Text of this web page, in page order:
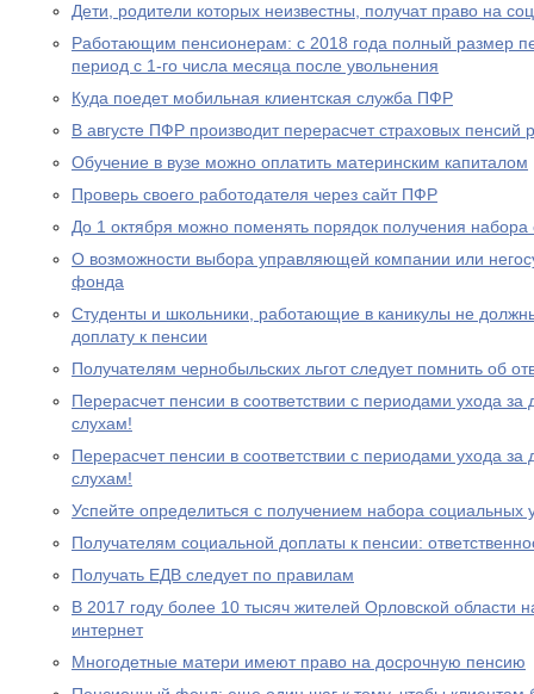
Дети, родители которых неизвестны, получат право на
Работающим пенсионерам: с 2018 года полный размер
период с 1-го числа месяца после увольнения
Куда поедет мобильная клиентская служба ПФР
В августе ПФР производит перерасчет страховых
Обучение в вузе можно оплатить материнским капиталом
Проверь своего работодателя через сайт ПФР
До 1 октября можно поменять порядок получения набора
О возможности выбора управляющей компании или
фонда
Студенты и школьники, работающие в каникулы не
доплату к пенсии
Получателям чернобыльских льгот следует помнить об
Перерасчет пенсии в соответствии с периодами ухода за
слухам!
Перерасчет пенсии в соответствии с периодами ухода за
слухам!
Успейте определиться с получением набора социальных
Получателям социальной доплаты к пенсии:
Получать ЕДВ следует по правилам
В 2017 году более 10 тысяч жителей Орловской области
интернет
Многодетные матери имеют право на досрочную пенсию